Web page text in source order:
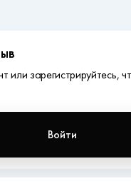
или зарегистрируйтесь,
Войти